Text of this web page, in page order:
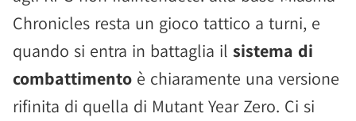
Chronicles resta un gioco tattico a turni, e
quando si entra in battaglia il sistema di
combattimento è chiaramente una versione
rifinita di quella di Mutant Year Zero. Ci si